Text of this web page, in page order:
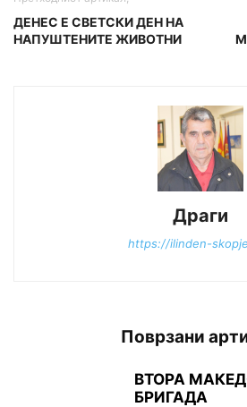
ДЕНЕС Е СВЕТСКИ ДЕН НА
НАПУШТЕНИТЕ ЖИВОТНИ
Драги
https://ilinden-
Поврзани
ВТОРА
БРИГАДА